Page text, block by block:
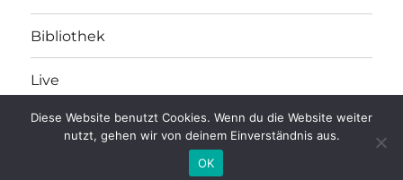
Bibliothek
Live
legonomics Impressum/Datenschutz/
Diese Website benutzt Cookies. Wenn du die Website weiter
nutzt, gehen wir von deinem Einverständnis aus.
OK